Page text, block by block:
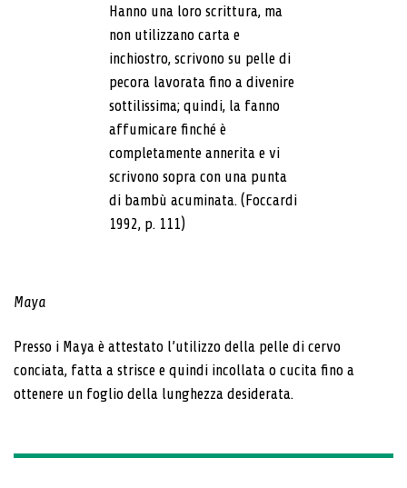
Hanno una loro scrittura, ma
non utilizzano carta e
inchiostro, scrivono su pelle di
pecora lavorata fino a divenire
sottilissima; quindi, la fanno
affumicare finché è
completamente annerita e vi
scrivono sopra con una punta
di bambù acuminata. (Foccardi
1992, p. 111)
Maya
Presso i Maya è attestato l’utilizzo della pelle di cervo
conciata, fatta a strisce e quindi incollata o cucita fino a
ottenere un foglio della lunghezza desiderata.